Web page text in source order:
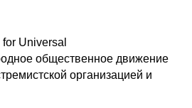
Universal
общественное движение
организацией и